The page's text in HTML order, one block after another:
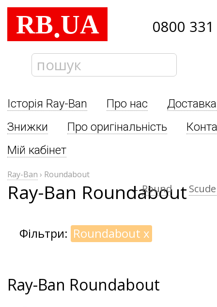
RB.UA 0800
Історія Ray-Ban Про нас
Знижки
Про оригінальність
Мій кабінет
Ray-Ban › Roundabout
Ray-Ban Roundabout
←Round
Фільтри: Roundabout x
Ray-Ban Roundabout